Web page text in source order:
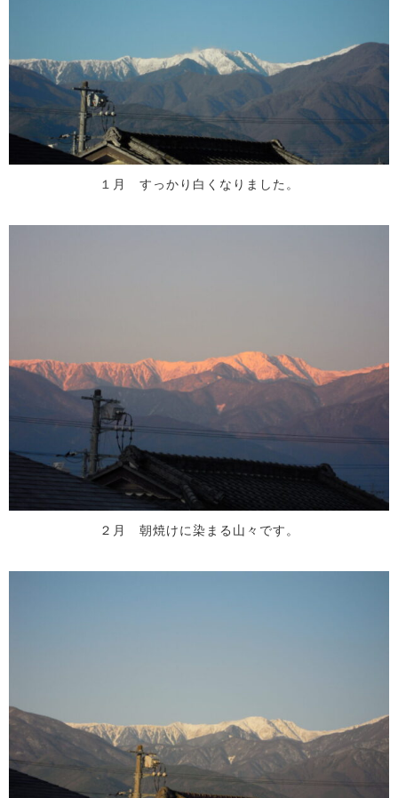
１月 すっかり白くなりました。
２月 朝焼けに染まる山々です。